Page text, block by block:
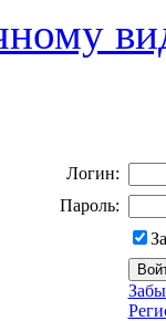
Логин:
Пароль: